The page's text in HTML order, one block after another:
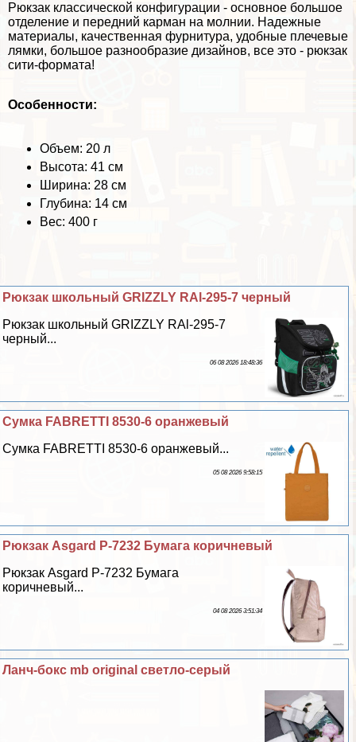
Рюкзак классической конфигурации - основное большое
отделение и передний карман на молнии. Надежные
материалы, качественная фурнитура, удобные плечевые
лямки, большое разнообразие дизайнов, все это - рюкзак
сити-формата!
Особенности:
Объем: 20 л
Высота: 41 см
Ширина: 28 см
Глубина: 14 см
Вес: 400 г
Рюкзак школьный GRIZZLY RAl-295-7 черный
Рюкзак школьный GRIZZLY RAl-295-7
черный...
06 08 2026 18:48:36
Сумка FABRETTI 8530-6 оранжевый
Сумка FABRETTI 8530-6 оранжевый...
05 08 2026 9:58:15
Рюкзак Asgard Р-7232 Бумага коричневый
Рюкзак Asgard Р-7232 Бумага
коричневый...
04 08 2026 3:51:34
Ланч-бокс mb original светло-серый